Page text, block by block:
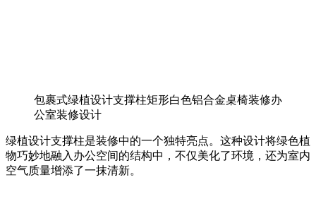
包裹式绿植设计支撑柱矩形白色铝合金桌椅装修办
公室装修设计
绿植设计支撑柱是装修中的一个独特亮点。这种设计将绿色植
物巧妙地融入办公空间的结构中，不仅美化了环境，还为室内
空气质量增添了一抹清新。